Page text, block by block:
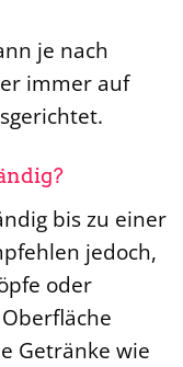
je nach
immer auf
bis zu einer
jedoch,
oder
Getränke wie